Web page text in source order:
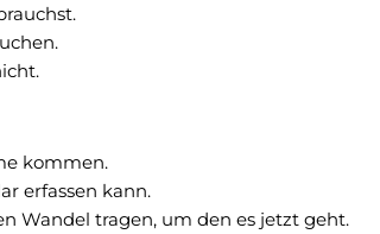
kommen.
erfassen kann.
Wandel tragen, um den es jetzt geht.